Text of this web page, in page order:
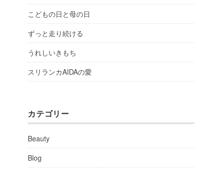
こどもの日と母の日
ずっと走り続ける
うれしいきもち
スリランカAIDAの愛
カテゴリー
Beauty
Blog